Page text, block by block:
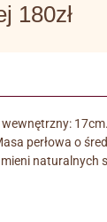
180zł
perłowa o
naturalnych